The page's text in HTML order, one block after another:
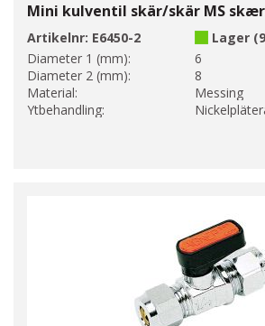
Mini kulventil skär/skär MS
Artikelnr: E6450-2
Lager
Diameter 1 (mm):
6
Diameter 2 (mm):
8
Material:
Messing
Ytbehandling: